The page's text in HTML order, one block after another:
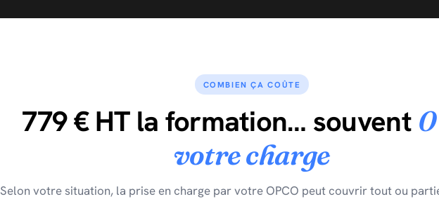
COMBIEN ÇA COÛTE
779 € HT la formation… souvent
votre charge
Selon votre situation, la prise en charge par votre OPCO peut couvrir tout ou